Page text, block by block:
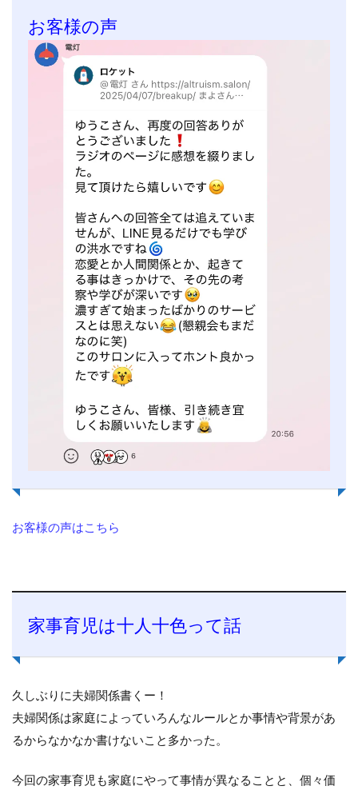
お客様の声
お客様の声はこちら
家事育児は十人十色って話
久しぶりに夫婦関係書くー！
夫婦関係は家庭によっていろんなルールとか事情や背景があ
るからなかなか書けないこと多かった。
今回の家事育児も家庭にやって事情が異なることと、個々価